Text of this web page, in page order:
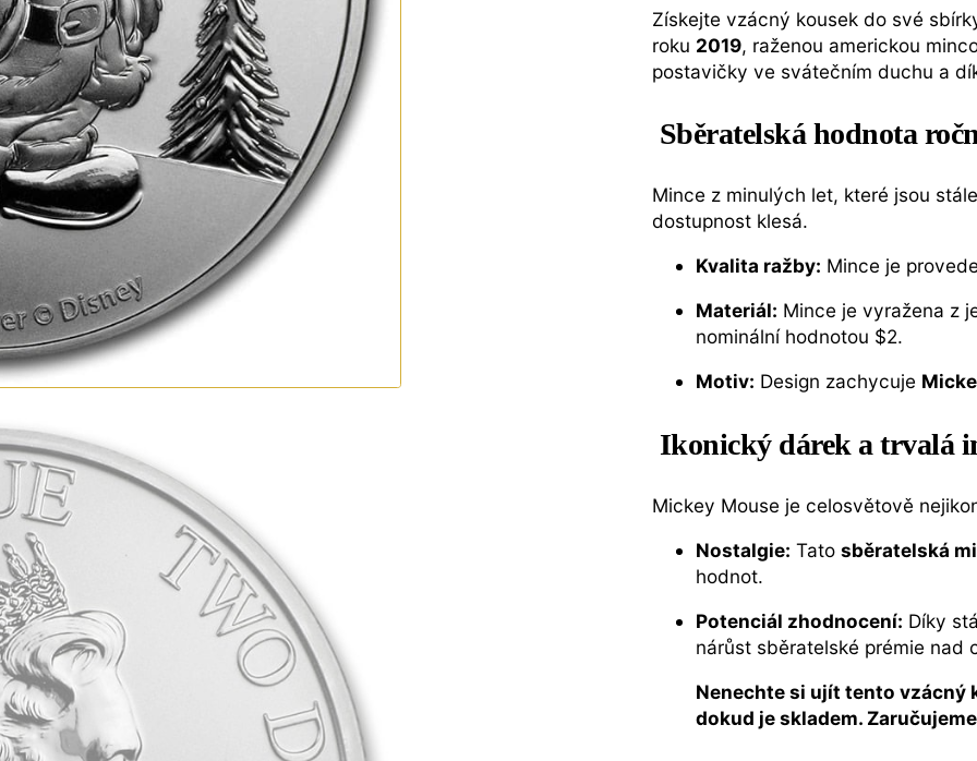
Získejte vzácný kousek do své
roku 2019, raženou americkou
postavičky ve svátečním duchu a
Sběratelská hodnota
Mince z minulých let, které jsou
dostupnost klesá.
Kvalita ražby: Mince je
Materiál: Mince je vyražena z
nominální hodnotou $2.
Motiv: Design zachycuje
Ikonický dárek a trvalá
Mickey Mouse je celosvětově
Nostalgie: Tatosběratelská
hodnot.
Potenciál zhodnocení: Díky
nárůst sběratelské prémie nad
Nenechte si ujít tento vzácný
dokud je skladem.